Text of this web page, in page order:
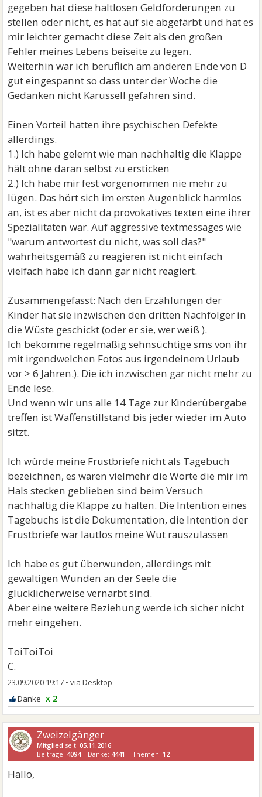
gegeben hat diese haltlosen Geldforderungen zu
stellen oder nicht, es hat auf sie abgefärbt und hat es
mir leichter gemacht diese Zeit als den großen
Fehler meines Lebens beiseite zu legen.
Weiterhin war ich beruflich am anderen Ende von D
gut eingespannt so dass unter der Woche die
Gedanken nicht Karussell gefahren sind.
Einen Vorteil hatten ihre psychischen Defekte
allerdings.
1.) Ich habe gelernt wie man nachhaltig die Klappe
hält ohne daran selbst zu ersticken
2.) Ich habe mir fest vorgenommen nie mehr zu
lügen. Das hört sich im ersten Augenblick harmlos
an, ist es aber nicht da provokatives texten eine ihrer
Spezialitäten war. Auf aggressive textmessages wie
"warum antwortest du nicht, was soll das?"
wahrheitsgemäß zu reagieren ist nicht einfach
vielfach habe ich dann gar nicht reagiert.
Zusammengefasst: Nach den Erzählungen der
Kinder hat sie inzwischen den dritten Nachfolger in
die Wüste geschickt (oder er sie, wer weiß ).
Ich bekomme regelmäßig sehnsüchtige sms von ihr
mit irgendwelchen Fotos aus irgendeinem Urlaub
vor > 6 Jahren.). Die ich inzwischen gar nicht mehr zu
Ende lese.
Und wenn wir uns alle 14 Tage zur Kinderübergabe
treffen ist Waffenstillstand bis jeder wieder im Auto
sitzt.
Ich würde meine Frustbriefe nicht als Tagebuch
bezeichnen, es waren vielmehr die Worte die mir im
Hals stecken geblieben sind beim Versuch
nachhaltig die Klappe zu halten. Die Intention eines
Tagebuchs ist die Dokumentation, die Intention der
Frustbriefe war lautlos meine Wut rauszulassen
Ich habe es gut überwunden, allerdings mit
gewaltigen Wunden an der Seele die
glücklicherweise vernarbt sind.
Aber eine weitere Beziehung werde ich sicher nicht
mehr eingehen.
ToiToiToi
C.
23.09.2020 19:17 •
x 2
Zweizelgänger
Mitglied seit:05.11.2016
Beiträge: 4094 Danke: 4441 Themen: 12
Hallo,